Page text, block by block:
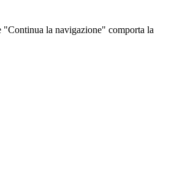
"Continua la navigazione" comporta la